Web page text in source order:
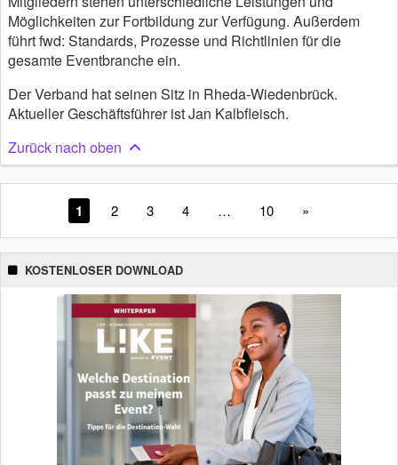
Möglichkeiten zur Fortbildung zur Verfügung. Außerdem
führt fwd: Standards, Prozesse und Richtlinien für die
gesamte Eventbranche ein.
Der Verband hat seinen Sitz in Rheda-Wiedenbrück.
Aktueller Geschäftsführer ist Jan Kalbfleisch.
Zurück nach oben
1 2 3 4 … 10 »
KOSTENLOSER DOWNLOAD